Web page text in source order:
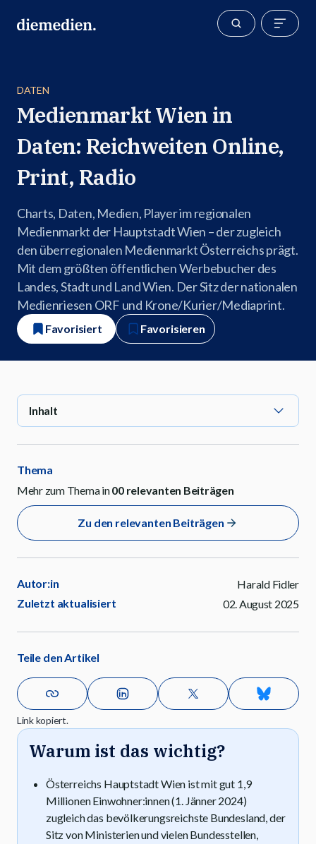
DATEN
Medienmarkt Wien in
Daten: Reichweiten Online,
Print, Radio
Charts, Daten, Medien, Player im regionalen
Medienmarkt der Hauptstadt Wien – der zugleich
den überregionalen Medienmarkt Österreichs prägt.
Mit dem größten öffentlichen Werbebucher des
Landes, Stadt und Land Wien. Der Sitz der nationalen
Medienriesen ORF und Krone/Kurier/Mediaprint.
Favorisiert Favorisieren
Inhalt
Thema
Mehr zum Thema in00 relevanten Beiträgen
Zu den relevanten Beiträgen
Autor:in
Harald Fidler
Zuletzt aktualisiert
02. August 2025
Teile den Artikel
Link kopiert.
Warum ist das wichtig?
Österreichs Hauptstadt Wien ist mit gut 1,9
Millionen Einwohner:innen (1. Jänner 2024)
zugleich das bevölkerungsreichste Bundesland, der
Sitz von Ministerien und vielen Bundesstellen,